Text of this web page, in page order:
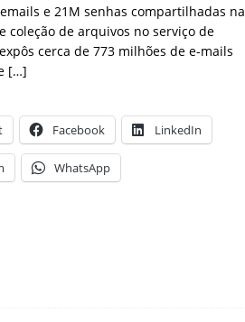
e 21M senhas compartilhadas na
coleção de arquivos no serviço de
cerca de 773 milhões de e-mails
[…]
Facebook LinkedIn
WhatsApp